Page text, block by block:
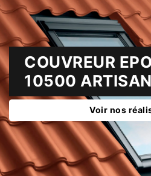
COUVREUR
10500
Voir nos